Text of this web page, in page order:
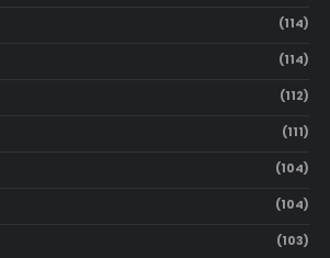
(114)
(114)
(112)
(111)
(104)
(104)
(103)